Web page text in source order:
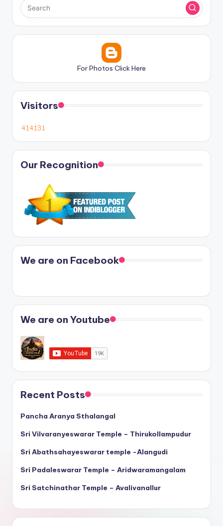
For Photos Click Here
Visitors
Our Recognition
We are on Facebook
We are on Youtube
Recent Posts
Pancha Aranya Sthalangal
Sri Vilvaranyeswarar Temple – Thirukollampudur
Sri Abathsahayeswarar temple -Alangudi
Sri Padaleswarar Temple – Aridwaramangalam
Sri Satchinathar Temple – Avalivanallur